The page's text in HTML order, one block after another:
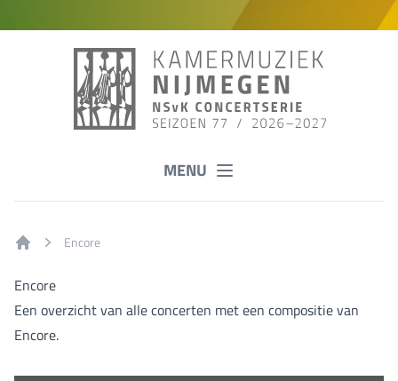
MENU
Encore
Encore
Een overzicht van alle concerten met een compositie van
Encore.